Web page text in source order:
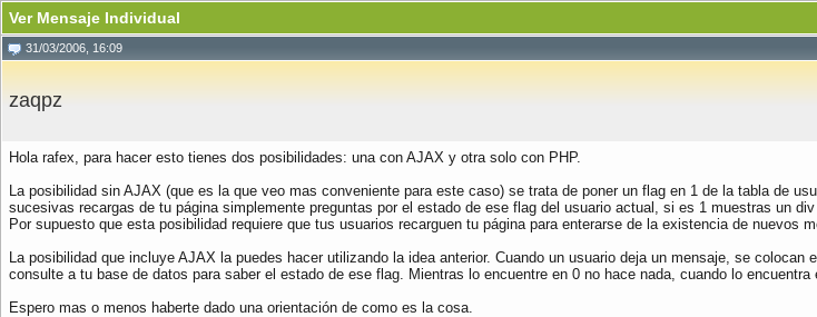
Ver Mensaje Individual
31/03/2006, 16:09
zaqpz
Hola rafex, para hacer esto tienes dos posibilidades: una con AJAX y otra solo con PHP.
La posibilidad sin AJAX (que es la que veo mas conveniente para este caso) se trata de poner un flag en 1 de la tabla de
sucesivas recargas de tu página simplemente preguntas por el estado de ese flag del usuario actual, si es 1 muestras un
Por supuesto que esta posibilidad requiere que tus usuarios recarguen tu página para enterarse de la existencia de nuevos
La posibilidad que incluye AJAX la puedes hacer utilizando la idea anterior. Cuando un usuario deja un mensaje, se
consulte a tu base de datos para saber el estado de ese flag. Mientras lo encuentre en 0 no hace nada, cuando lo
Espero mas o menos haberte dado una orientación de como es la cosa.